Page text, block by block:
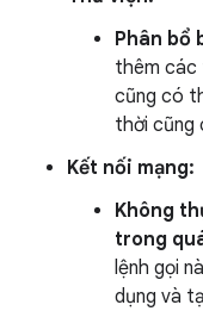
Phân bổ
thêm các
cũng có
thời cũng
Kết nối mạng:
Không
trong
lệnh gọi
dụng và